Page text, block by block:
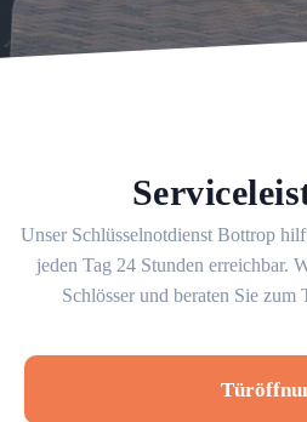
Unser Schlüsselnotdienst Bottrop
jeden Tag 24 Stunden erreichbar.
Schlösser und beraten Sie zum